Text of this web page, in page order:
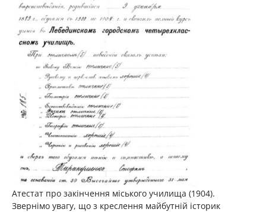
Атестат про закінчення міського училища (1904).
Звернімо увагу, що з креслення майбутній історик